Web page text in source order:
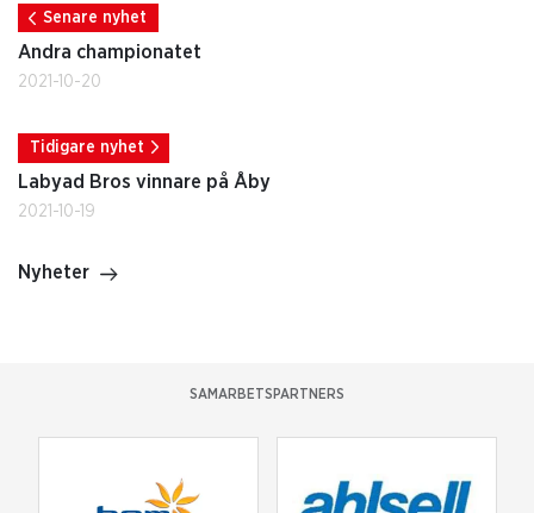
Senare nyhet
Andra championatet
2021-10-20
Tidigare nyhet
Labyad Bros vinnare på Åby
2021-10-19
Nyheter
SAMARBETSPARTNERS